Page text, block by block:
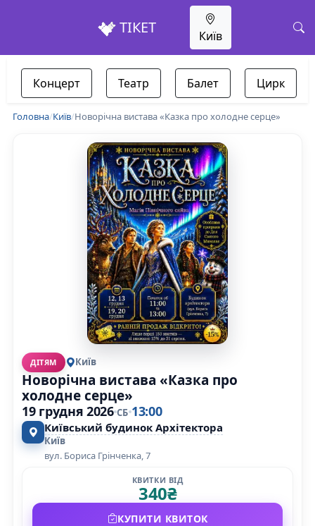
ТІКЕТ Київ
Концерт Театр Балет Цирк
Головна/Київ/Новорічна вистава «Казка про холодне серце»
ДІТЯМ Київ
Новорічна вистава «Казка про
холодне серце»
19 грудня 2026 СБ 13:00
Київський будинок Архітектора
Київ
вул. Бориса Грінченка, 7
КВИТКИ ВІД
340₴
КУПИТИ КВИТОК